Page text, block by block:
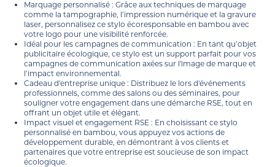
Marquage personnalisé : Grâce aux techniques de marquage
comme la tampographie, l’impression numérique et la gravure
laser, personnalisez ce stylo écoresponsable en bambou avec
votre logo pour une visibilité renforcée.
Idéal pour les campagnes de communication : En tant qu’objet
publicitaire écologique, ce stylo est un support parfait pour vos
campagnes de communication axées sur l'image de marque et
l’impact environnemental.
Cadeau d'entreprise unique : Distribuez le lors d'événements
professionnels, comme des salons ou des séminaires, pour
souligner votre engagement dans une démarche RSE, tout en
offrant un objet utile et élégant.
Impact visuel et engagement RSE : En choisissant ce stylo
personnalisé en bambou, vous appuyez vos actions de
développement durable, en démontrant à vos clients et
partenaires que votre entreprise est soucieuse de son impact
écologique.